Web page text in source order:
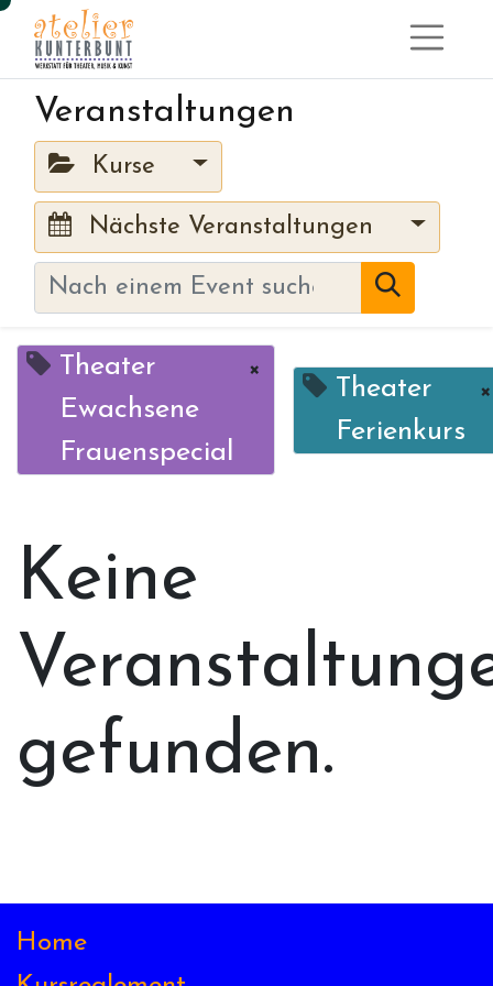
Veranstaltungen
Kurse
Nächste Veranstaltungen
Theater
Ewachsene
Frauenspecial
×
Theater
Ferienkurs
×
Keine
gefunden.
Home